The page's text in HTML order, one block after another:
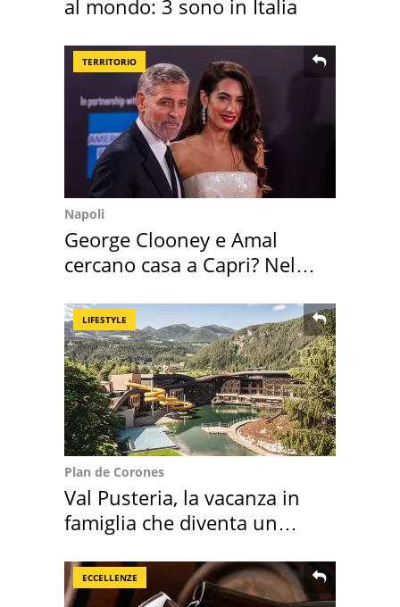
al mondo: 3 sono in Italia
TERRITORIO
Napoli
George Clooney e Amal
cercano casa a Capri? Nel
LIFESTYLE
Plan de Corones
Val Pusteria, la vacanza in
famiglia che diventa un
ECCELLENZE